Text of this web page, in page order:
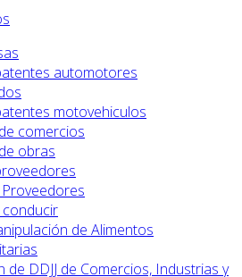
automotores
motovehiculos
comercios
obras
conducir
de Alimentos
de DDJJ de Comercios, Industrias y